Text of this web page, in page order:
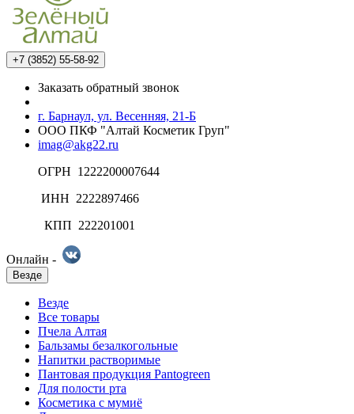
+7 (3852) 55-58-92
Заказать обратный звонок
г. Барнаул, ул. Весенняя, 21-Б
ООО ПКФ "Алтай Косметик Груп"
imag@akg22.ru
ОГРН 1222200007644
ИНН 2222897466
КПП 222201001
Онлайн -
Везде
Везде
Все товары
Пчела Алтая
Бальзамы безалкогольные
Напитки растворимые
Пантовая продукция Pantogreen
Для полости рта
Косметика с мумиё